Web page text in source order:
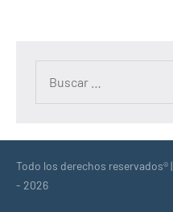
Todo los derechos reservados® |
- 2026